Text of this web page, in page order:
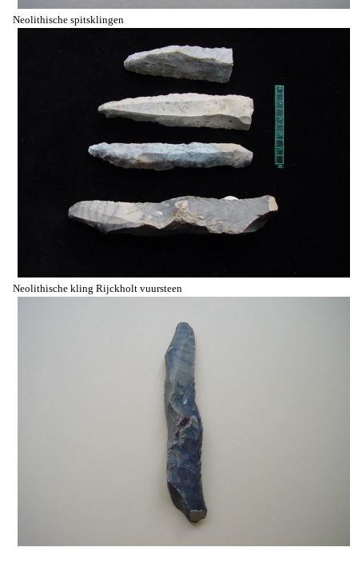
Neolithische spitsklingen
Neolithische kling Rijckholt vuursteen